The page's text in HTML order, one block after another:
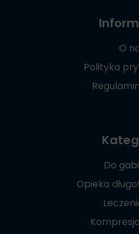
O
Polityka
Do
Opieka